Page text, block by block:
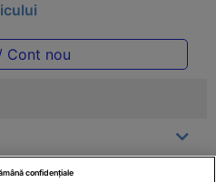
Cont nou
confidențiale